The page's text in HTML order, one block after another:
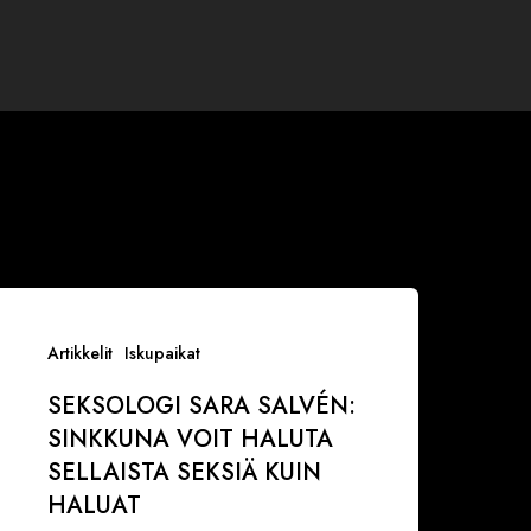
Artikkelit Iskupaikat
Sinkkuna
sellaista
SEKSOLOGI SARA SALVÉN:
SINKKUNA VOIT HALUTA
SELLAISTA SEKSIÄ KUIN
HALUAT